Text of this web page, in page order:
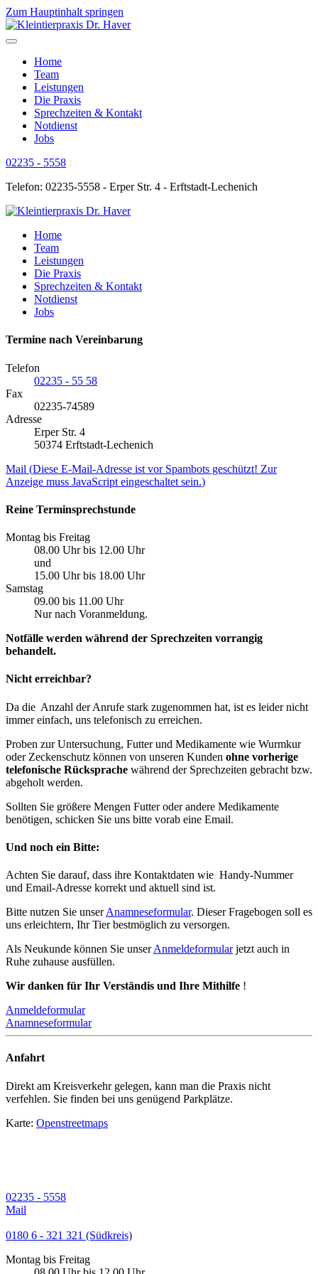
Zum Hauptinhalt springen
Home
Team
Leistungen
Die Praxis
Sprechzeiten & Kontakt
Notdienst
Jobs
02235 - 5558
Telefon: 02235-5558 - Erper Str. 4 - Erftstadt-Lechenich
Home
Team
Leistungen
Die Praxis
Sprechzeiten & Kontakt
Notdienst
Jobs
Termine nach Vereinbarung
Telefon
02235 - 55 58
Fax
02235-74589
Adresse
Erper Str. 4
50374 Erftstadt-Lechenich
Mail (Diese E-Mail-Adresse ist vor Spambots geschützt! Zur
Anzeige muss JavaScript eingeschaltet sein.)
Reine Terminsprechstunde
Montag bis Freitag
08.00 Uhr bis 12.00 Uhr
und
15.00 Uhr bis 18.00 Uhr
Samstag
09.00 bis 11.00 Uhr
Nur nach Voranmeldung.
Notfälle werden während der Sprechzeiten vorrangig
behandelt.
Nicht erreichbar?
Da die Anzahl der Anrufe stark zugenommen hat, ist es leider nicht
immer einfach, uns telefonisch zu erreichen.
Proben zur Untersuchung, Futter und Medikamente wie Wurmkur
oder Zeckenschutz können von unseren Kunden ohne vorherige
telefonische Rücksprache während der Sprechzeiten gebracht bzw.
abgeholt werden.
Sollten Sie größere Mengen Futter oder andere Medikamente
benötigen, schicken Sie uns bitte vorab eine Email.
Und noch ein Bitte:
Achten Sie darauf, dass ihre Kontaktdaten wie Handy-Nummer
und Email-Adresse korrekt und aktuell sind ist.
Bitte nutzen Sie unserAnamneseformular. Dieser Fragebogen soll es
uns erleichtern, Ihr Tier bestmöglich zu versorgen.
Als Neukunde können Sie unserAnmeldeformularjetzt auch in
Ruhe zuhause ausfüllen.
Wir danken für Ihr Verständis und Ihre Mithilfe !
Anmeldeformular
Anamneseformular
Anfahrt
Direkt am Kreisverkehr gelegen, kann man die Praxis nicht
verfehlen. Sie finden bei uns genügend Parkplätze.
Karte: Openstreetmaps
02235 - 5558
Mail
0180 6 - 321 321 (Südkreis)
Montag bis Freitag